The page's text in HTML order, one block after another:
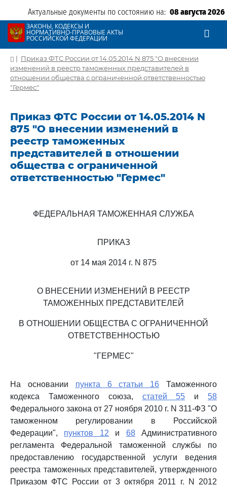
Актуальные документы по состоянию на: 08 августа 2026
ЗАКОНЫ, КОДЕКСЫ И
НОРМАТИВНО-ПРАВОВЫЕ АКТЫ
РОССИЙСКОЙ ФЕДЕРАЦИИ
| Приказ ФТС России от 14.05.2014 N 875 "О внесении
изменений в реестр таможенных представителей в
отношении общества с ограниченной ответственностью
"Гермес"
Приказ ФТС России от 14.05.2014 N
875 "О внесении изменений в
реестр таможенных
представителей в отношении
общества с ограниченной
ответственностью "Гермес"
ФЕДЕРАЛЬНАЯ ТАМОЖЕННАЯ СЛУЖБА
ПРИКАЗ
от 14 мая 2014 г. N 875
О ВНЕСЕНИИ ИЗМЕНЕНИЙ В РЕЕСТР
ТАМОЖЕННЫХ ПРЕДСТАВИТЕЛЕЙ
В ОТНОШЕНИИ ОБЩЕСТВА С ОГРАНИЧЕННОЙ
ОТВЕТСТВЕННОСТЬЮ
"ГЕРМЕС"
На основании пункта 6 статьи 16 Таможенного
кодекса Таможенного союза, статей 55 и 58
Федерального закона от 27 ноября 2010 г. N 311-ФЗ "О
таможенном регулировании в Российской
Федерации", пунктов 12 и 68Административного
регламента Федеральной таможенной службы по
предоставлению государственной услуги ведения
реестра таможенных представителей, утвержденного
Приказом ФТС России от 3 октября 2011 г. N 2012